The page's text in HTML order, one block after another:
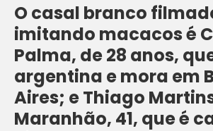
O casal branco
imitando macacos é
Palma, de 28 anos,
argentina e mora em
Aires; e Thiago
Maranhão, 41, que é